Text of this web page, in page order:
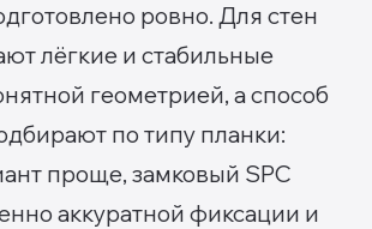
ровно. Для стен
лёгкие и стабильные
геометрией, а способ
по типу планки:
проще, замковый SPC
аккуратной фиксации и